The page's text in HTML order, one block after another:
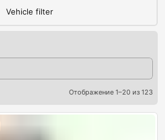
Vehicle filter
Отображение 1–20 из 123